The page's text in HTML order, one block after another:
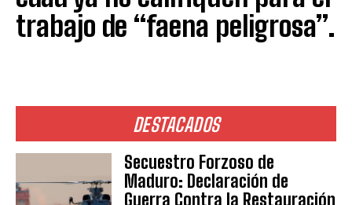
DESTACADOS
Secuestro Forzoso de
Maduro: Declaración de
Guerra Contra la Restauración
trabajo de “faena peligrosa”.